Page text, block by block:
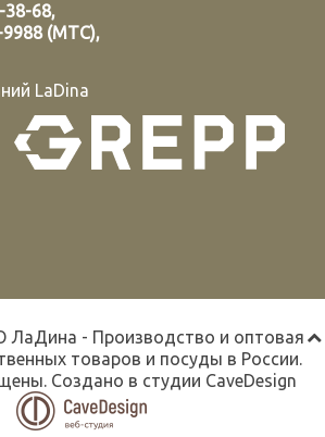
38-68,
9988 (МТС),
LaDina
ЛаДина - Производство и оптовая
товаров и посуды в России.
Создано в студии CaveDesign